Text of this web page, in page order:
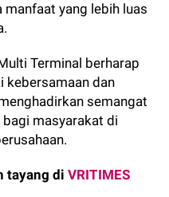
yang lebih luas
Terminal berharap
kebersamaan dan
semangat
bagi masyarakat di
tayang diVRITIMES